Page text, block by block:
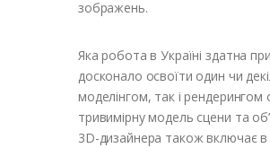
зображень.
Яка робота в Україні здатна
досконало освоїти один чи
моделінгом, так і
тривимірну модель сцени та
3D-дизайнера також включає